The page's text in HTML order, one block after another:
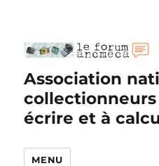
Association
écrire et à
MENU